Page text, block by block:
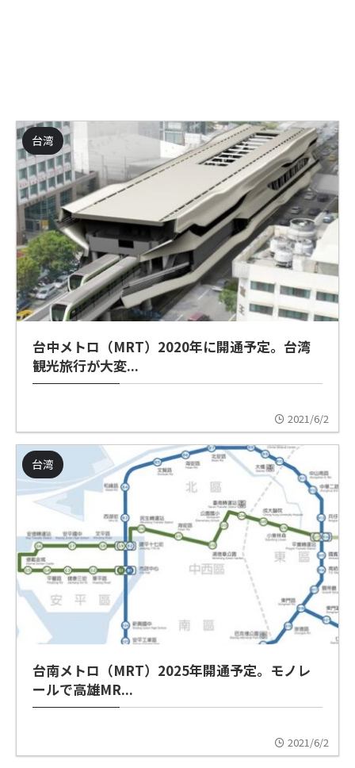
台湾
台中メトロ（MRT）2020年に開通予定。台湾
観光旅行が大変...
2021/6/2
台湾
台南メトロ（MRT）2025年開通予定。モノレ
ールで高雄MR...
2021/6/2